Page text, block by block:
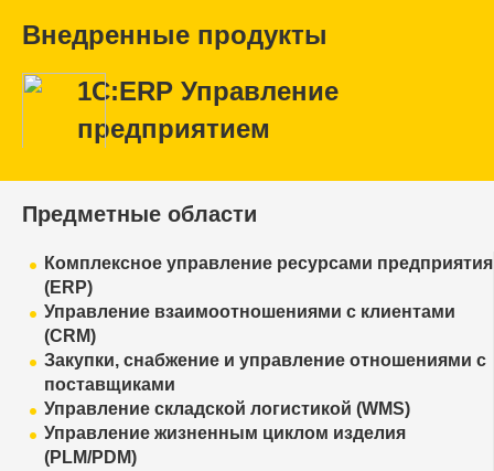
Внедренные продукты
1С:ERP Управление
предприятием
Предметные области
Комплексное управление ресурсами предприятия
(ERP)
Управление взаимоотношениями с клиентами
(CRM)
Закупки, снабжение и управление отношениями с
поставщиками
Управление складской логистикой (WMS)
Управление жизненным циклом изделия
(PLM/PDM)